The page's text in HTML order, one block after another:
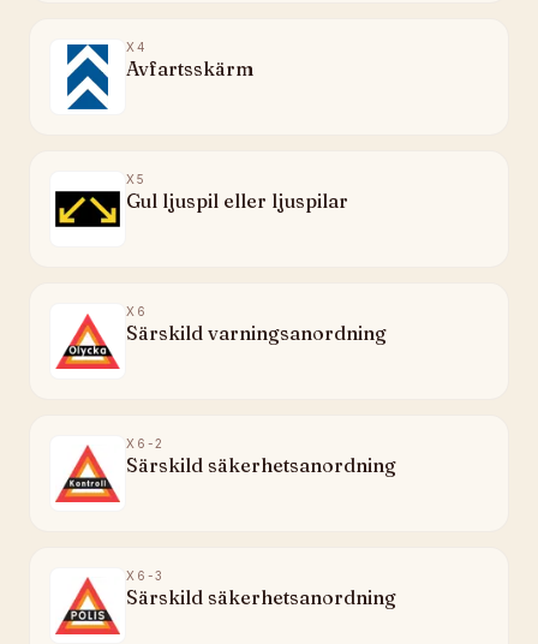
X4
Avfartsskärm
X5
Gul ljuspil eller ljuspilar
X6
Särskild varningsanordning
X6-2
Särskild säkerhetsanordning
X6-3
Särskild säkerhetsanordning